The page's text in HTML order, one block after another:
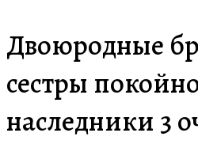
Двоюродные
сестры
наследники 3